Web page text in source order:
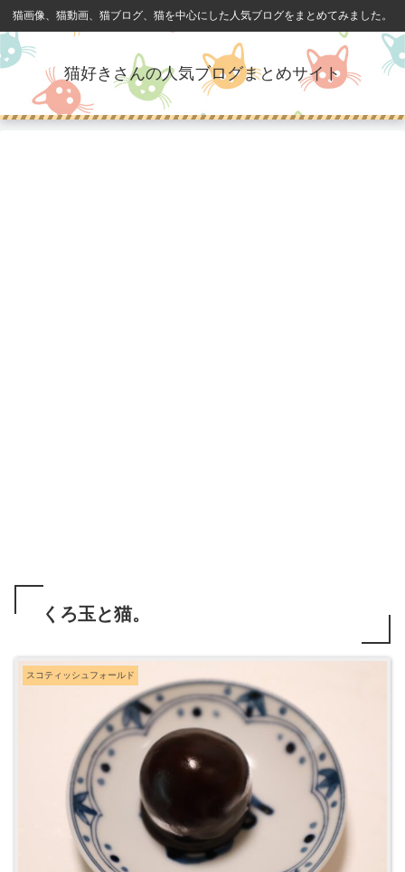
猫画像、猫動画、猫ブログ、猫を中心にした人気ブログをまとめてみました。
猫好きさんの人気ブログまとめサイト
くろ玉と猫。
スコティッシュフォールド